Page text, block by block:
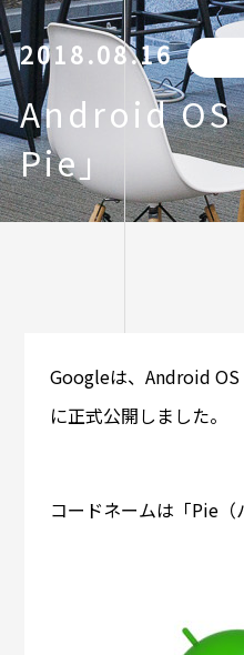
2018.08.16
Android
Pie」
Googleは、Android
に正式公開しました。
コードネームは「Pie（